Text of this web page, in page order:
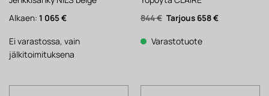
Alkaen: 1 065€
Ei varastossa, vain
jälkitoimituksena
844€ Alkuperäinen
hinta
844 €.
658€Nykyinen
Varastotuote